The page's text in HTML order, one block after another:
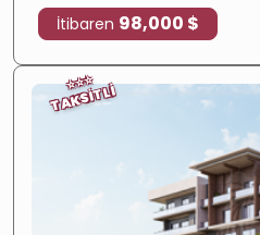
İtibaren 98,000 $
⭐⭐⭐
TAKSİTLİ